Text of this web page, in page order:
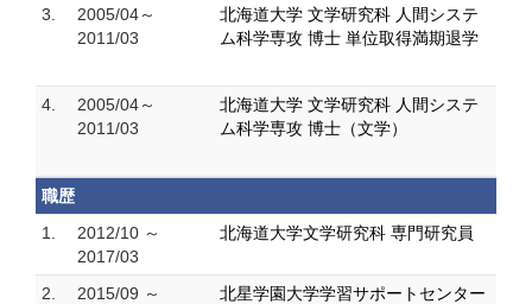
3.
2005/04～
2011/03
北海道大学 文学研究科 人間システ
ム科学専攻 博士 単位取得満期退学
4.
2005/04～
2011/03
北海道大学 文学研究科 人間システ
ム科学専攻 博士（文学）
職歴
1.
2012/10 ～
2017/03
北海道大学文学研究科 専門研究員
2.
2015/09 ～
北星学園大学学習サポートセンター